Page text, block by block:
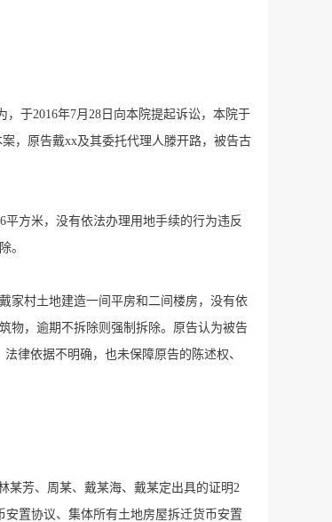
于2016年7月28日向本院提起诉讼，本院于
，原告戴xx及其委托代理人滕开路，被告古
方米，没有依法办理用地手续的行为违反
。
家村土地建造一间平房和二间楼房，没有依
物，逾期不拆除则强制拆除。原告认为被告
律依据不明确，也未保障原告的陈述权、
某芳、周某、戴某海、戴某定出具的证明2
置协议、集体所有土地房屋拆迁货币安置